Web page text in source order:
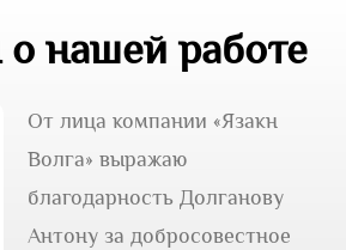
нашей работе
От лица компании «Язакн
Волга» выражаю
благодарность Долганову
Антону за добросовестное